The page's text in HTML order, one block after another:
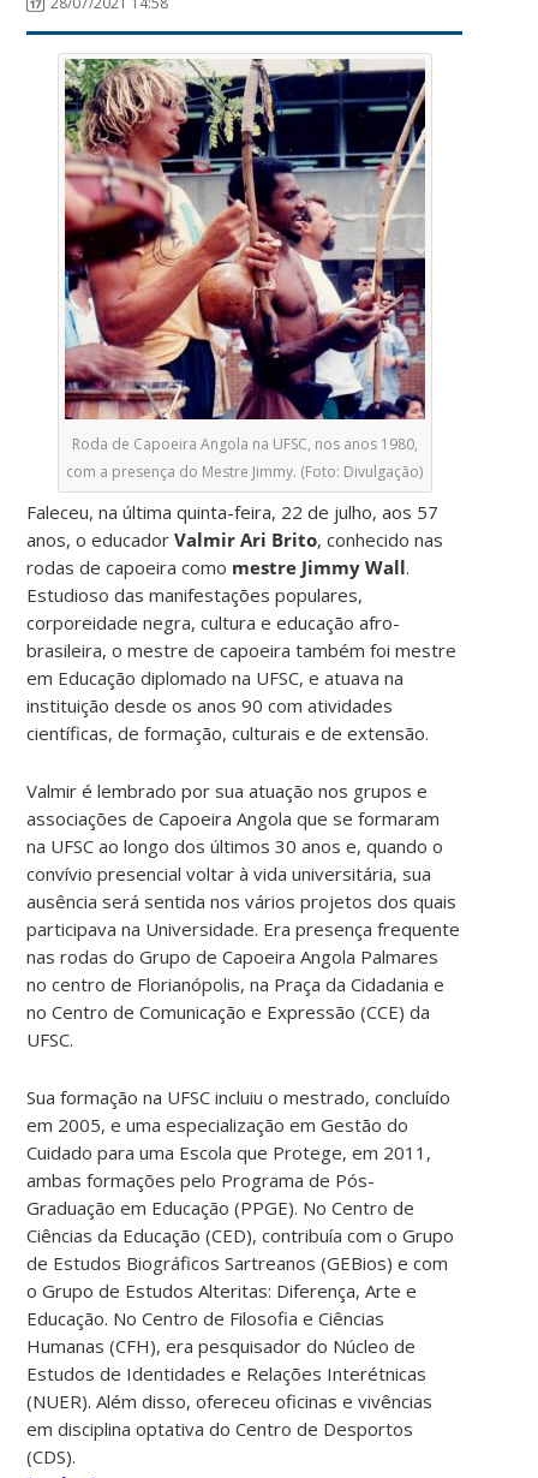
Roda de Capoeira Angola na UFSC, nos anos 1980,
com a presença do Mestre Jimmy. (Foto: Divulgação)
Faleceu, na última quinta-feira, 22 de julho, aos 57
anos, o educadorValmir Ari Brito, conhecido nas
rodas de capoeira como mestre Jimmy Wall.
Estudioso das manifestações populares,
corporeidade negra, cultura e educação afro-
brasileira, o mestre de capoeira também foi mestre
em Educação diplomado na UFSC, e atuava na
instituição desde os anos 90 com atividades
científicas, de formação, culturais e de extensão.
Valmir é lembrado por sua atuação nos grupos e
associações de Capoeira Angola que se formaram
na UFSC ao longo dos últimos 30 anos e, quando o
convívio presencial voltar à vida universitária, sua
ausência será sentida nos vários projetos dos quais
participava na Universidade. Era presença frequente
nas rodas do Grupo de Capoeira Angola Palmares
no centro de Florianópolis, na Praça da Cidadania e
no Centro de Comunicação e Expressão (CCE) da
UFSC.
Sua formação na UFSC incluiu o mestrado, concluído
em 2005, e uma especialização em Gestão do
Cuidado para uma Escola que Protege, em 2011,
ambas formações pelo Programa de Pós-
Graduação em Educação (PPGE). No Centro de
Ciências da Educação (CED), contribuía com o Grupo
de Estudos Biográficos Sartreanos (GEBios) e com
o Grupo de Estudos Alteritas: Diferença, Arte e
Educação. No Centro de Filosofia e Ciências
Humanas (CFH), era pesquisador do Núcleo de
Estudos de Identidades e Relações Interétnicas
(NUER). Além disso, ofereceu oficinas e vivências
em disciplina optativa do Centro de Desportos
(CDS).